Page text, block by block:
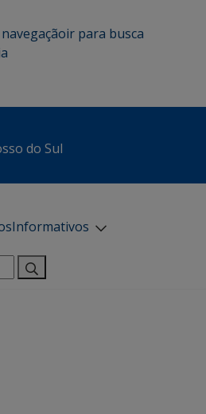
ir para busca
do Sul
Informativos